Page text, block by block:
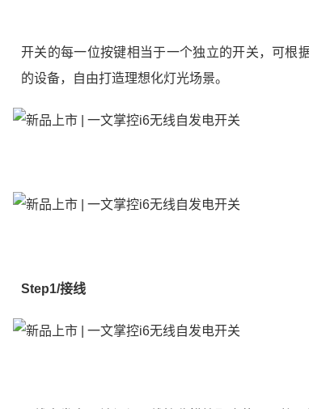
开关的每一位按键相当于一个独立的开关，可根
的设备，自由打造理想化灯光场景。
Step1/接线